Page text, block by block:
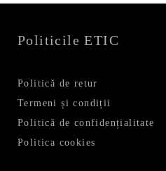
Politicile ETIC
Politică de retur
Termeni și condiții
Politică de confidențialitate
Politica cookies